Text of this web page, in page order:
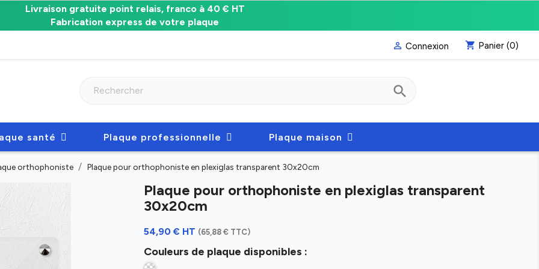
Livraison gratuite point relais, franco à 40 € HT
Fabrication express de votre plaque
 Connexion shopping_cart Panier (0)
search
santé Plaque professionnelle Plaque maison
orthophoniste Plaque pour orthophoniste en plexiglas transparent 30x20cm
Plaque pour orthophoniste en plexiglas transparent
30x20cm
54,90 € HT (65,88 € TTC)
Couleurs de plaque disponibles :